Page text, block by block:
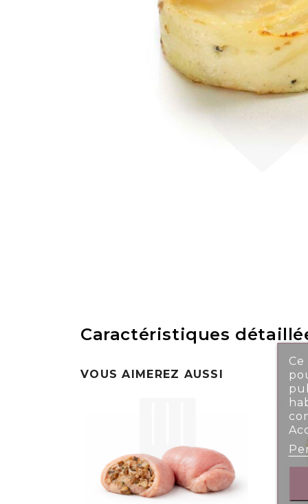
Caractéristiques
VOUS AIMEREZ AUSSI